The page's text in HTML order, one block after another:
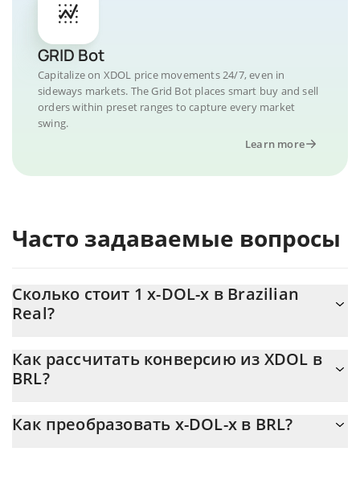
GRID Bot
Capitalize on XDOL price movements 24/7, even in
sideways markets. The Grid Bot places smart buy and sell
orders within preset ranges to capture every market
swing.
Learn more
Часто задаваемые вопросы
Сколько стоит 1 x-DOL-x в Brazilian
Real?
На данный момент 1 x-DOL-x равно 0.471366 {toSymbol
Как рассчитать конверсию из XDOL в
BRL?
цену конвертации XDOL в BRL, просто введя сумму x-DOL-x в
Как преобразовать x-DOL-x в BRL?